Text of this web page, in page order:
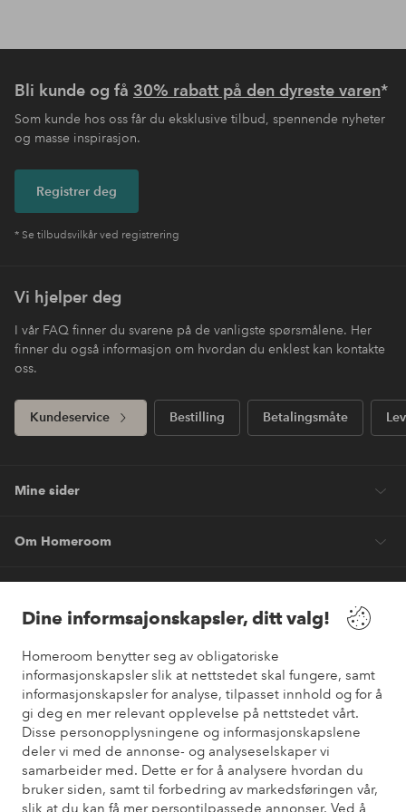
Dine informsajonskapsler, ditt valg!
Homeroom benytter seg av obligatoriske
informasjonskapsler slik at nettstedet skal fungere, samt
informasjonskapsler for analyse, tilpasset innhold og for å
gi deg en mer relevant opplevelse på nettstedet vårt.
Disse personopplysningene og informasjonskapslene
deler vi med de annonse- og analyseselskaper vi
samarbeider med. Dette er for å analysere hvordan du
bruker siden, samt til forbedring av markedsføringen vår,
slik at du kan få mer persontilpassede annonser. Ved å
Bli kunde og få 30% rabatt på den dyreste varen*
Som kunde hos oss får du eksklusive tilbud, spennende nyheter
og masse inspirasjon.
Registrer deg
* Se tilbudsvilkår ved registrering
Vi hjelper deg
I vår FAQ finner du svarene på de vanligste spørsmålene. Her
finner du også informasjon om hvordan du enklest kan kontakte
oss.
Kundeservice Bestilling Betalingsmåte
Mine sider
Om Homeroom
Venner
Sikre betalinger
Vil du vite mer om våre betalingsalternativer?